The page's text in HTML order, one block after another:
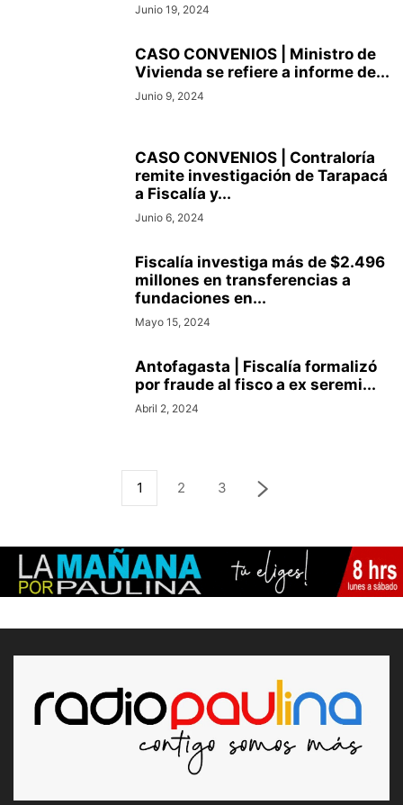
Junio 19, 2024
CASO CONVENIOS | Ministro de
Vivienda se refiere a informe de...
Junio 9, 2024
CASO CONVENIOS | Contraloría
remite investigación de Tarapacá
a Fiscalía y...
Junio 6, 2024
Fiscalía investiga más de $2.496
millones en transferencias a
fundaciones en...
Mayo 15, 2024
Antofagasta | Fiscalía formalizó
por fraude al fisco a ex seremi...
Abril 2, 2024
1 2 3